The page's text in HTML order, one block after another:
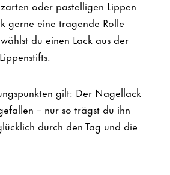
oder pastelligen Lippen
gerne eine tragende Rolle
du einen Lack aus der
gilt: Der Nagellack
– nur so trägst du ihn
durch den Tag und die